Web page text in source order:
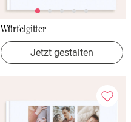
Würfelgitter
Jetzt gestalten